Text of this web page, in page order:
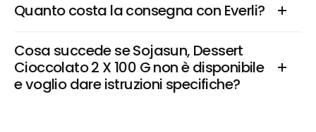
Quanto costa la consegna con Everli?
Cosa succede se Sojasun, Dessert
Cioccolato 2 X 100 G non è disponibile
e voglio dare istruzioni specifiche?